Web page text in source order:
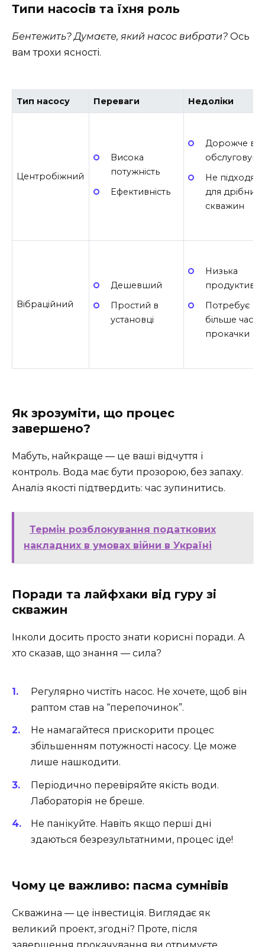
Типи насосів та їхня роль
Бентежить? Думаєте, який насос вибрати? Ось
вам трохи ясності.
Тип насосу Переваги Недоліки
Центробіжний
Висока
потужність
Ефективність
Дорожче в
Не підходять
для дрібних
скважин
Вібраційний
Дешевший
Простий в
установці
Низька
Потребує
більше часу
прокачки
Як зрозуміти, що процес
завершено?
Мабуть, найкраще — це ваші відчуття і
контроль. Вода має бути прозорою, без запаху.
Аналіз якості підтвердить: час зупинитись.
Термін розблокування податкових
накладних в умовах війни в Україні
Поради та лайфхаки від гуру зі
скважин
Інколи досить просто знати корисні поради. А
хто сказав, що знання — сила?
Регулярно чистіть насос. Не хочете, щоб він
раптом став на “перепочинок”.
Не намагайтеся прискорити процес
збільшенням потужності насосу. Це може
лише нашкодити.
Періодично перевіряйте якість води.
Лабораторія не бреше.
Не панікуйте. Навіть якщо перші дні
здаються безрезультатними, процес іде!
Чому це важливо: пасма сумнівів
Скважина — це інвестиція. Виглядає як
великий проект, згодні? Проте, після